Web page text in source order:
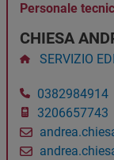
Personale
CHIESA
SERVIZIO
0382984914
3206657743